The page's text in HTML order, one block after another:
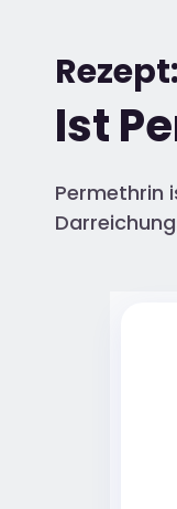
Rezept:
Ist
Permethrin